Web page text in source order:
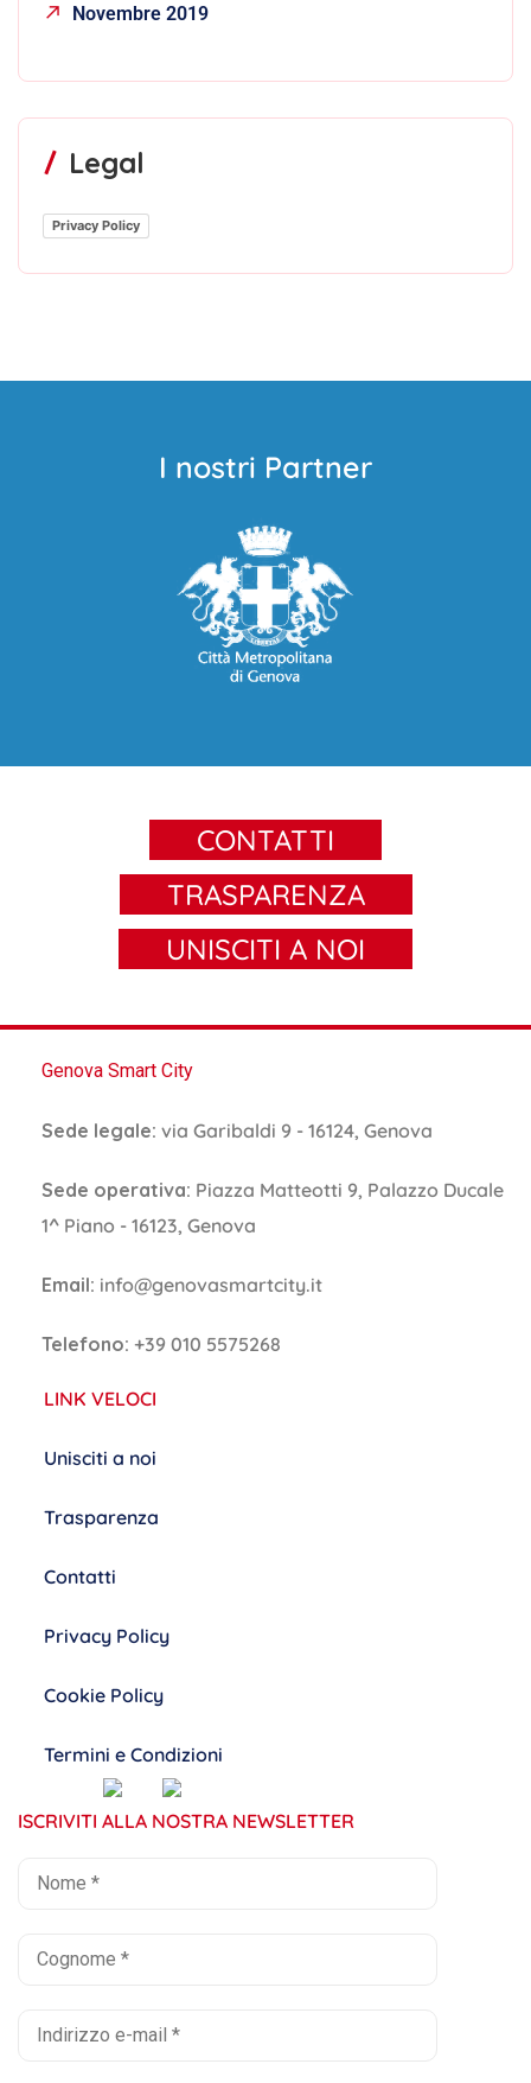
Novembre 2019
Legal
Privacy Policy
I nostri Partner
CONTATTI
TRASPARENZA
UNISCITI A NOI
Genova Smart City
Sede legale: via Garibaldi 9 - 16124, Genova
Sede operativa: Piazza Matteotti 9, Palazzo Ducale
1^ Piano - 16123, Genova
Email: info@genovasmartcity.it
Telefono: +39 010 5575268
LINK VELOCI
Unisciti a noi
Trasparenza
Contatti
Privacy Policy
Cookie Policy
Termini e Condizioni
ISCRIVITI ALLA NOSTRA NEWSLETTER